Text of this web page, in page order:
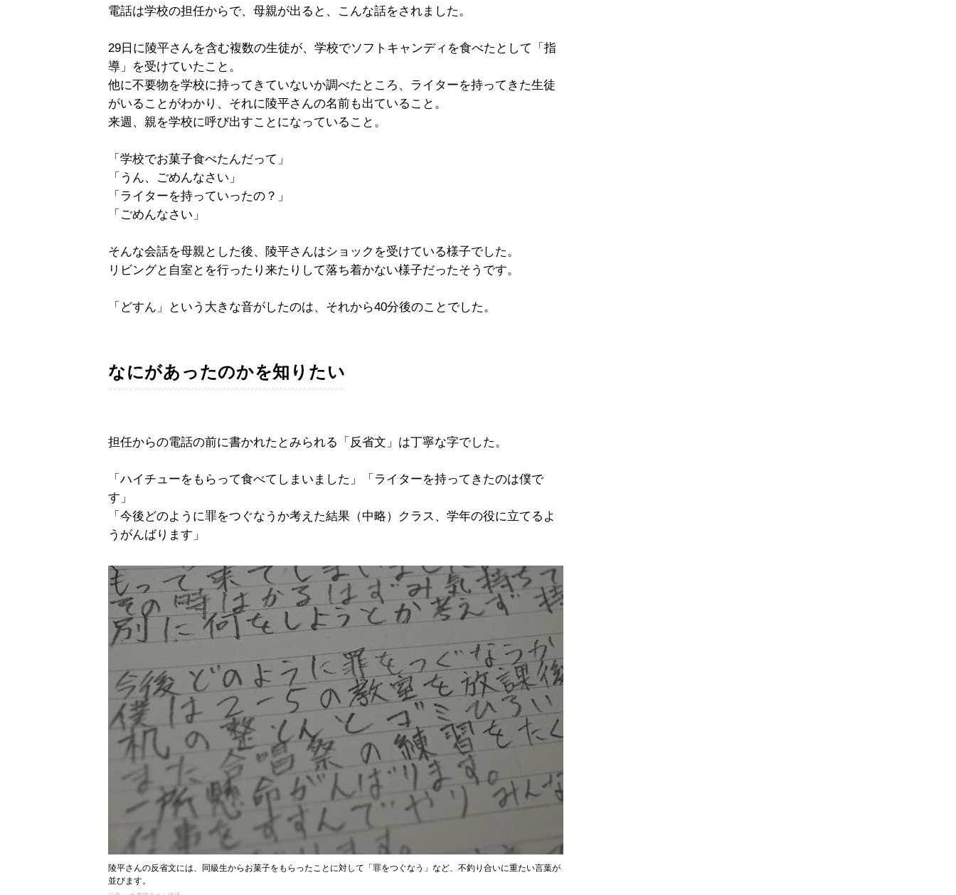
電話は学校の担任からで、母親が出ると、こんな話をされました。
29日に陵平さんを含む複数の生徒が、学校でソフトキャンディを食べたとして「指
導」を受けていたこと。
他に不要物を学校に持ってきていないか調べたところ、ライターを持ってきた生徒
がいることがわかり、それに陵平さんの名前も出ていること。
来週、親を学校に呼び出すことになっていること。
「学校でお菓子食べたんだって」
「うん、ごめんなさい」
「ライターを持っていったの？」
「ごめんなさい」
そんな会話を母親とした後、陵平さんはショックを受けている様子でした。
リビングと自室とを行ったり来たりして落ち着かない様子だったそうです。
「どすん」という大きな音がしたのは、それから40分後のことでした。
なにがあったのかを知りたい
担任からの電話の前に書かれたとみられる「反省文」は丁寧な字でした。
「ハイチューをもらって食べてしまいました」「ライターを持ってきたのは僕で
す」
「今後どのように罪をつぐなうか考えた結果（中略）クラス、学年の役に立てるよ
うがんばります」
陵平さんの反省文には、同級生からお菓子をもらったことに対して「罪をつぐなう」など、不釣り合いに重たい言葉が
並びます。